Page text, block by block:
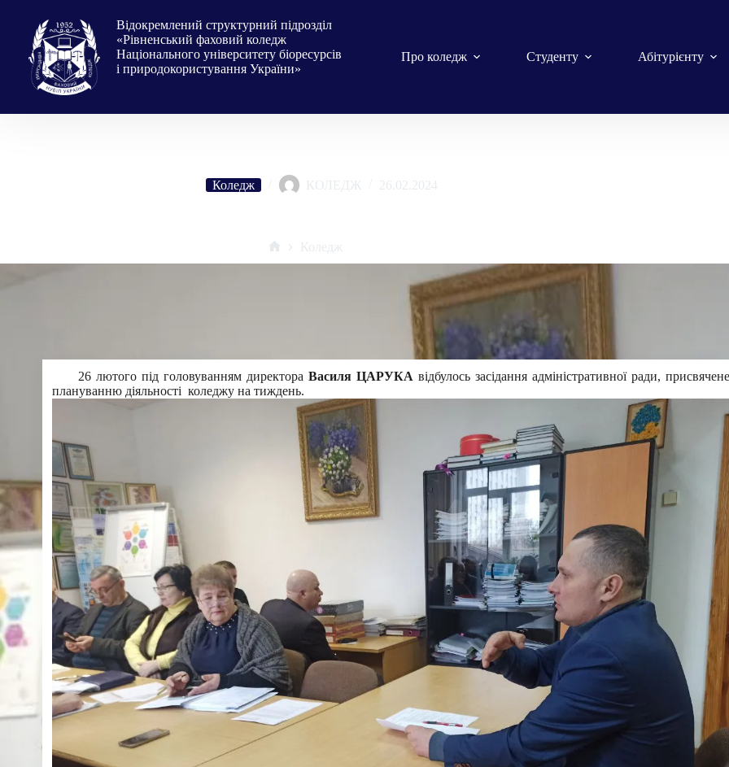
вмісту
Відокремлений структурний підрозділ
«Рівненський фаховий коледж
Національного університету біоресурсів
і природокористування України»
Про коледж Студенту Абітурієнту
Коледж КОЛЕДЖ 26.02.2024
Коледж
26 лютого під головуванням директораВасиля ЦАРУКАвідбулось засідання адміністративної ради, присвячене
плануванню діяльності коледжу на тиждень.